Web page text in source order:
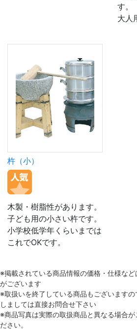
す。
大人
杵（小）
木製・樹脂性があります。
子ども用の小さい杵です。
小学校低学年くらいまでは
これでOKです。
※掲載されている商品情報の価格・仕様な
がございます
※取扱いを終了している商品もございます
しましては直接お問合せ下さい
※商品写真は実際の取扱商品と異なる場合が
ださい。